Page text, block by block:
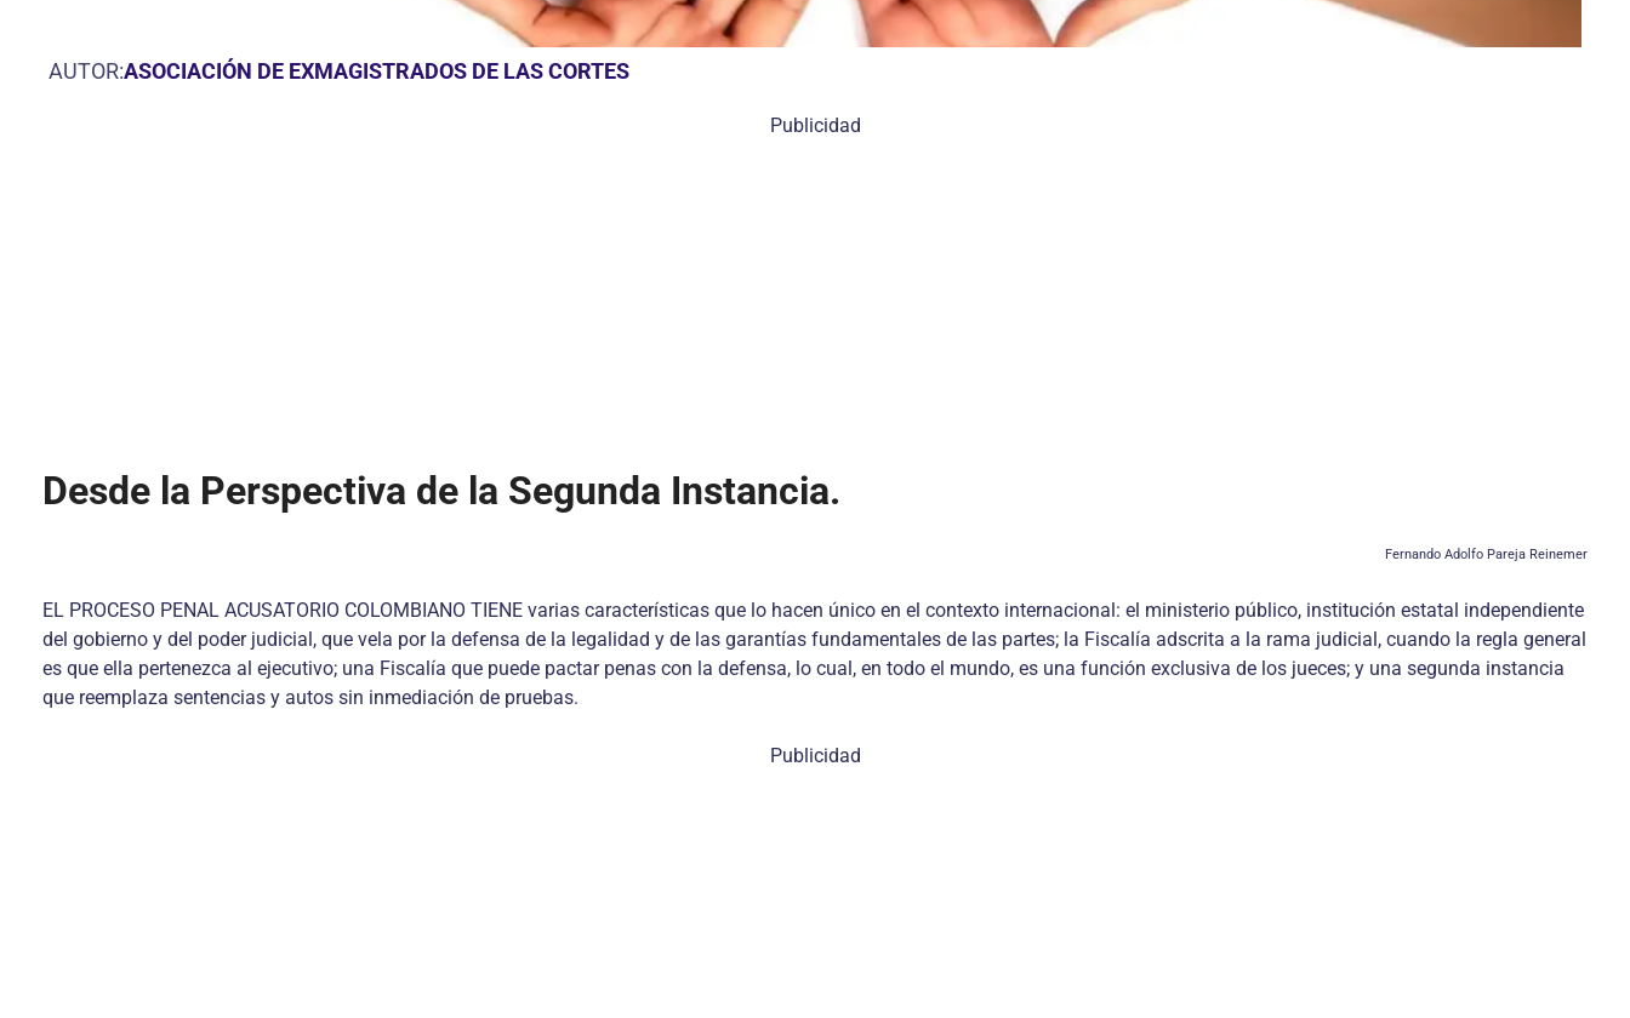
AUTOR:ASOCIACIÓN DE EXMAGISTRADOS DE LAS CORTES
Publicidad
Desde la Perspectiva de la Segunda Instancia.
Fernando Adolfo Pareja Reinemer
EL PROCESO PENAL ACUSATORIO COLOMBIANO TIENE varias características que lo hacen único en el contexto internacional: el ministerio público, institución estatal independiente
del gobierno y del poder judicial, que vela por la defensa de la legalidad y de las garantías fundamentales de las partes; la Fiscalía adscrita a la rama judicial, cuando la regla general
es que ella pertenezca al ejecutivo; una Fiscalía que puede pactar penas con la defensa, lo cual, en todo el mundo, es una función exclusiva de los jueces; y una segunda instancia
que reemplaza sentencias y autos sin inmediación de pruebas.
Publicidad